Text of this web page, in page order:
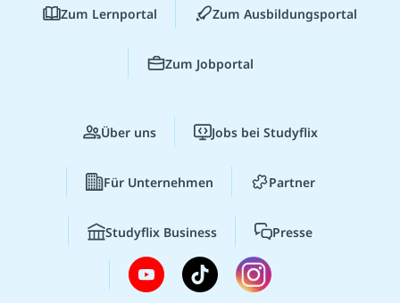
Zum Lernportal Zum Ausbildungsportal
Zum Jobportal
Über uns Jobs bei Studyflix
Für Unternehmen Partner
Studyflix Business Presse